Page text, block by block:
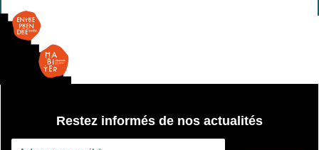
Restez informés de nos actualités